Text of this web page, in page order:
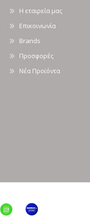
Η εταιρεία μας
Επικοινωνία
Brands
Προσφορές
Νέα Προϊόντα